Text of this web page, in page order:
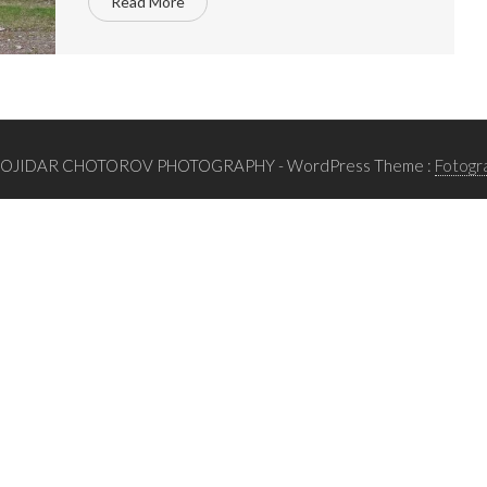
CHOTOROV PHOTOGRAPHY- WordPress Theme :